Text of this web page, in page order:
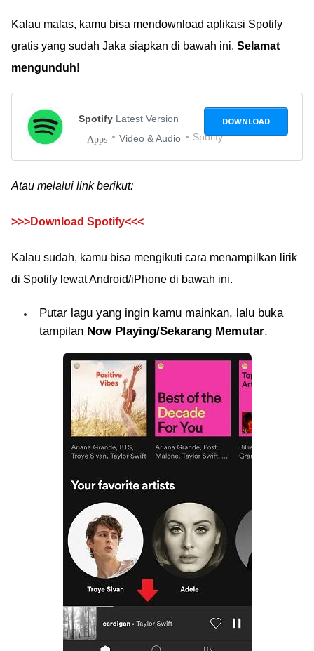
Kalau malas, kamu bisa mendownload aplikasi Spotify
gratis yang sudah Jaka siapkan di bawah ini. Selamat
mengunduh!
Spotify Latest Version
Apps Video & Audio Spotify
DOWNLOAD
Atau melalui link berikut:
>>>Download Spotify<<<
Kalau sudah, kamu bisa mengikuti cara menampilkan lirik
di Spotify lewat Android/iPhone di bawah ini.
Putar lagu yang ingin kamu mainkan, lalu buka
tampilan Now Playing/Sekarang Memutar.